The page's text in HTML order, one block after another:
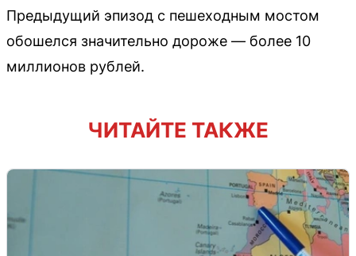
Предыдущий эпизод с пешеходным мостом
обошелся значительно дороже — более 10
миллионов рублей.
ЧИТАЙТЕ ТАКЖЕ